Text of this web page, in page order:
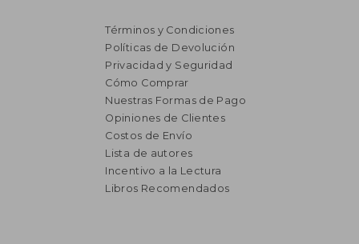
Términos y Condiciones
Políticas de Devolución
Privacidad y Seguridad
Cómo Comprar
Nuestras Formas de Pago
Opiniones de Clientes
Costos de Envío
Lista de autores
Incentivo a la Lectura
Libros Recomendados